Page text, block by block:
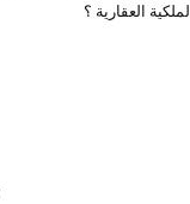
الملكية العقارية ؟